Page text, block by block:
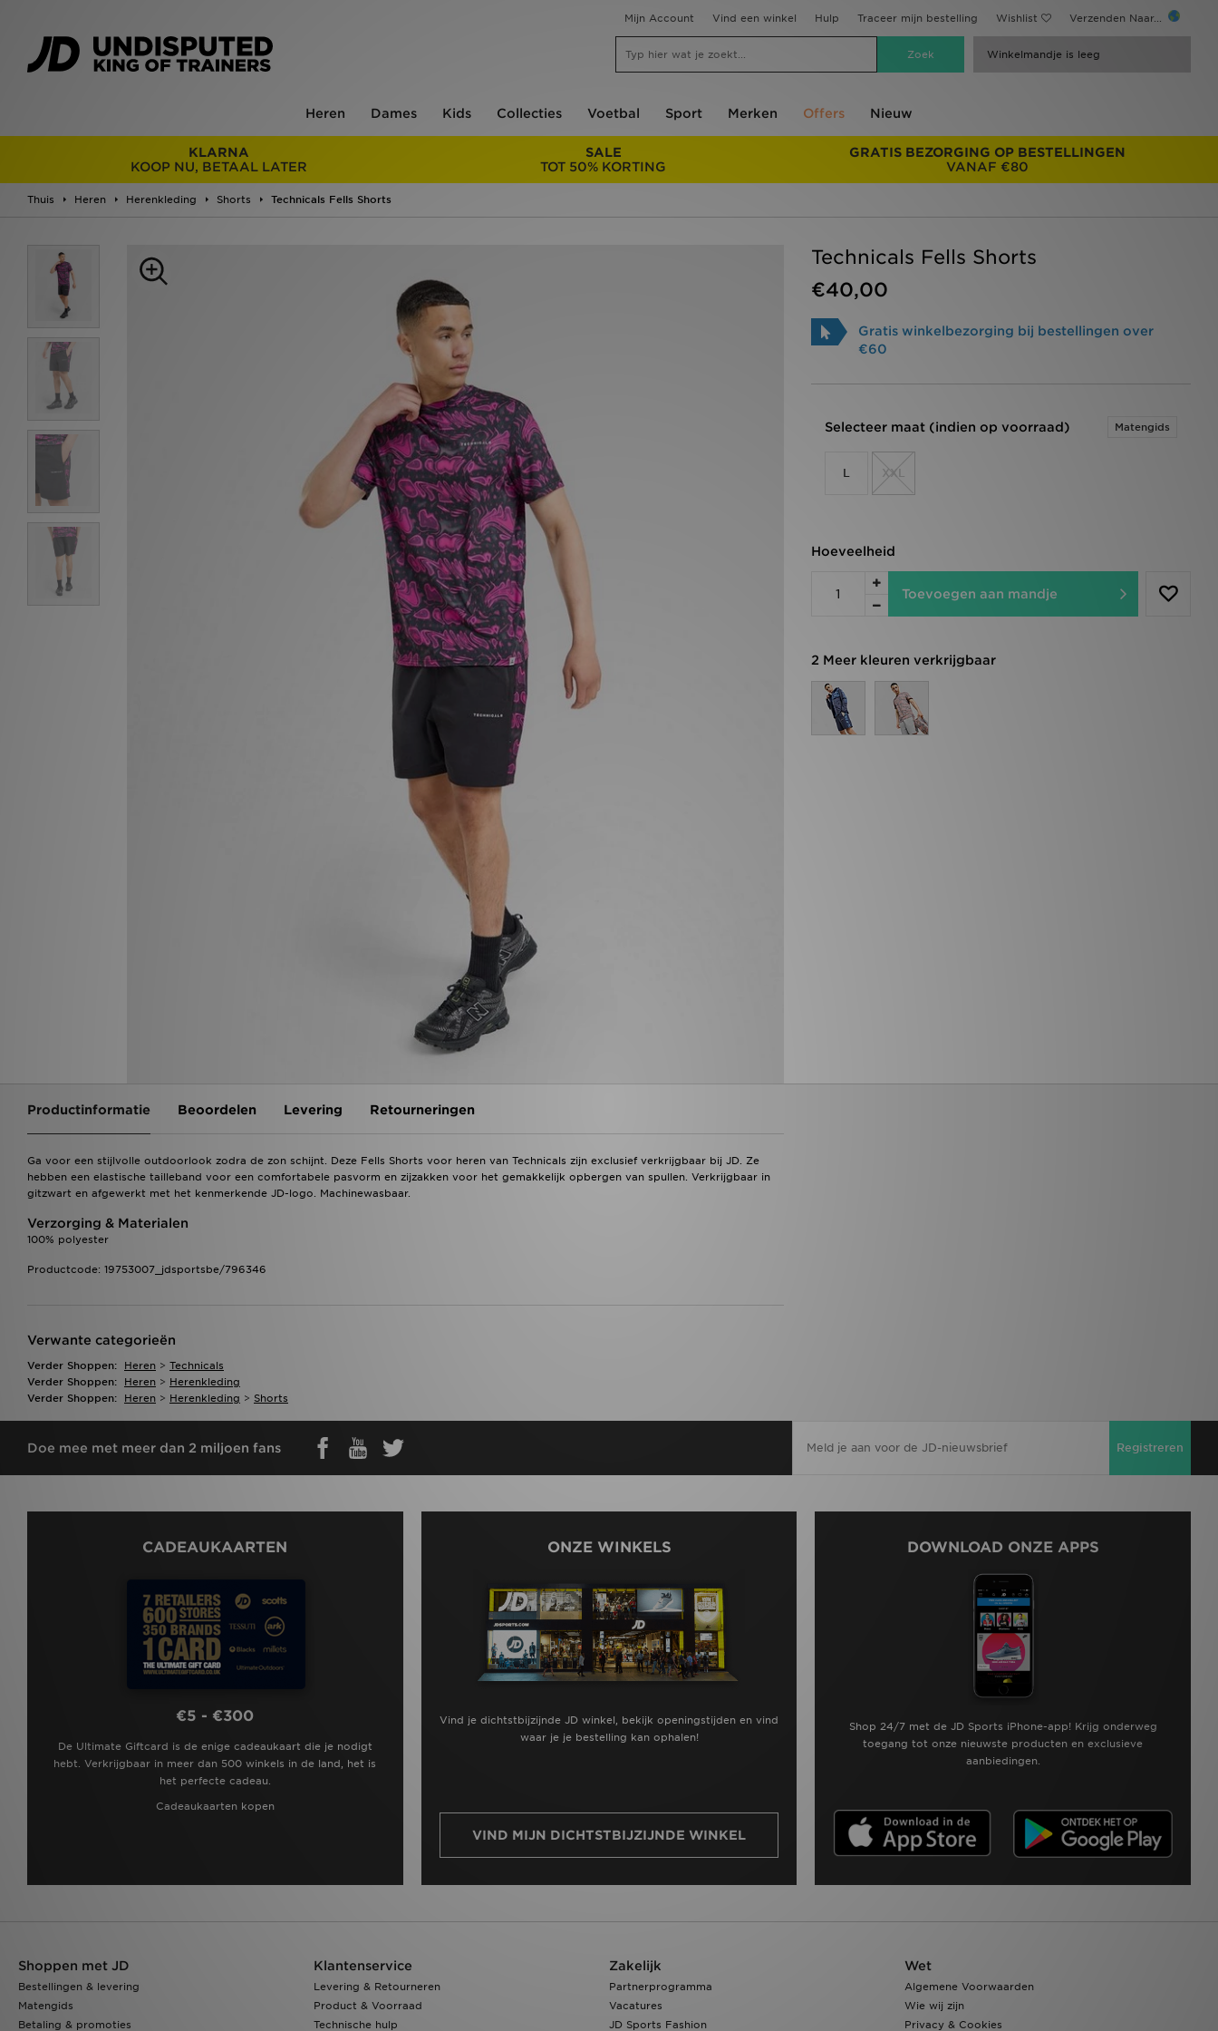
Mijn Account Vind een winkel Hulp Traceer mijn bestelling Wishlist Verzenden Naar...
Winkelmandje is leeg
Heren Dames Kids Collecties Voetbal Sport Merken Offers Nieuw
KLARNA
KOOP NU, BETAAL LATER
SALE
TOT 50% KORTING
GRATIS BEZORGING OP BESTELLINGEN
VANAF €80
Thuis Heren Herenkleding Shorts Technicals Fells Shorts
Technicals Fells Shorts
€40,00
Gratis winkelbezorging bij bestellingen over
€60
Selecteer maat (indien op voorraad) Matengids
L XXL
Hoeveelheid
Toevoegen aan mandje
2 Meer kleuren verkrijgbaar
Productinformatie Beoordelen Levering Retourneringen
Ga voor een stijlvolle outdoorlook zodra de zon schijnt. Deze Fells Shorts voor heren van Technicals zijn exclusief verkrijgbaar bij JD. Ze
hebben een elastische tailleband voor een comfortabele pasvorm en zijzakken voor het gemakkelijk opbergen van spullen. Verkrijgbaar in
gitzwart en afgewerkt met het kenmerkende JD-logo. Machinewasbaar.
Verzorging & Materialen
100% polyester
Productcode: 19753007_jdsportsbe/796346
Verwante categorieën
Verder Shoppen: Heren > Technicals
Verder Shoppen:
Heren > Herenkleding
Verder Shoppen:
Heren > Herenkleding > Shorts
Doe mee met meer dan 2 miljoen fans Registreren
CADEAUKAARTEN
€5 - €300
De Ultimate Giftcard is de enige cadeaukaart die je nodigt
hebt. Verkrijgbaar in meer dan 500 winkels in de land, het is
het perfecte cadeau.
Cadeaukaarten kopen
ONZE WINKELS
Vind je dichtstbijzijnde JD winkel, bekijk openingstijden en vind
waar je je bestelling kan ophalen!
VIND MIJN DICHTSTBIJZIJNDE WINKEL
DOWNLOAD ONZE APPS
Shop 24/7 met de JD Sports iPhone-app! Krijg onderweg
toegang tot onze nieuwste producten en exclusieve
aanbiedingen.
Shoppen met JD
Bestellingen & levering
Matengids
Betaling & promoties
Klantenservice
Levering & Retourneren
Product & Voorraad
Technische hulp
Zakelijk
Partnerprogramma
Vacatures
JD Sports Fashion
Wet
Algemene Voorwaarden
Wie wij zijn
Privacy & Cookies